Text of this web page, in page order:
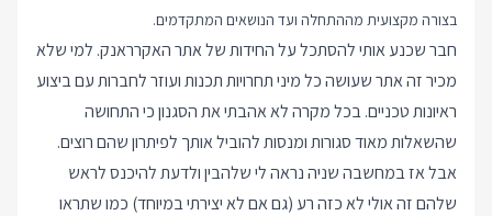
בצורה מקצועית מההתחלה ועד הנושאים המתקדמים.
חבר שכנע אותי להסתכל על החידות של אתר האקרראנק. למי שלא
מכיר זה אתר שעושה כל מיני תחרויות תכנות ועוזר לחברות עם ביצוע
ראיונות טכניים. בכל מקרה לא אהבתי את הסגנון כי התחושה
שהשאלות מאוד סגורות ומנסות להוביל אותך לפיתרון שהם רוצים.
אבל אז במחשבה שניה נראה לי שלהבין ולדעת להיכנס לראש
שלהם זה אולי לא כזה רע (גם אם לא יצירתי במיוחד) כמו שתראו